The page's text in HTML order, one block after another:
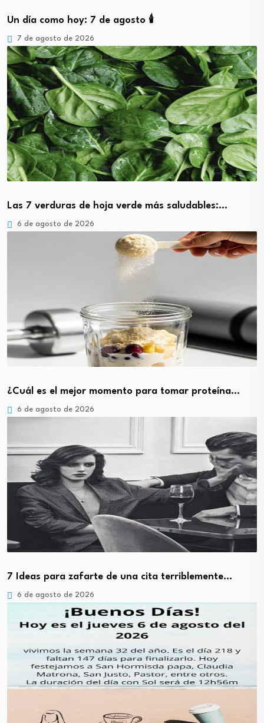
Un día como hoy: 7 de agosto 🕯️
7 de agosto de 2026
Las 7 verduras de hoja verde más saludables:…
6 de agosto de 2026
¿Cuál es el mejor momento para tomar proteína…
6 de agosto de 2026
7 Ideas para zafarte de una cita terriblemente…
6 de agosto de 2026